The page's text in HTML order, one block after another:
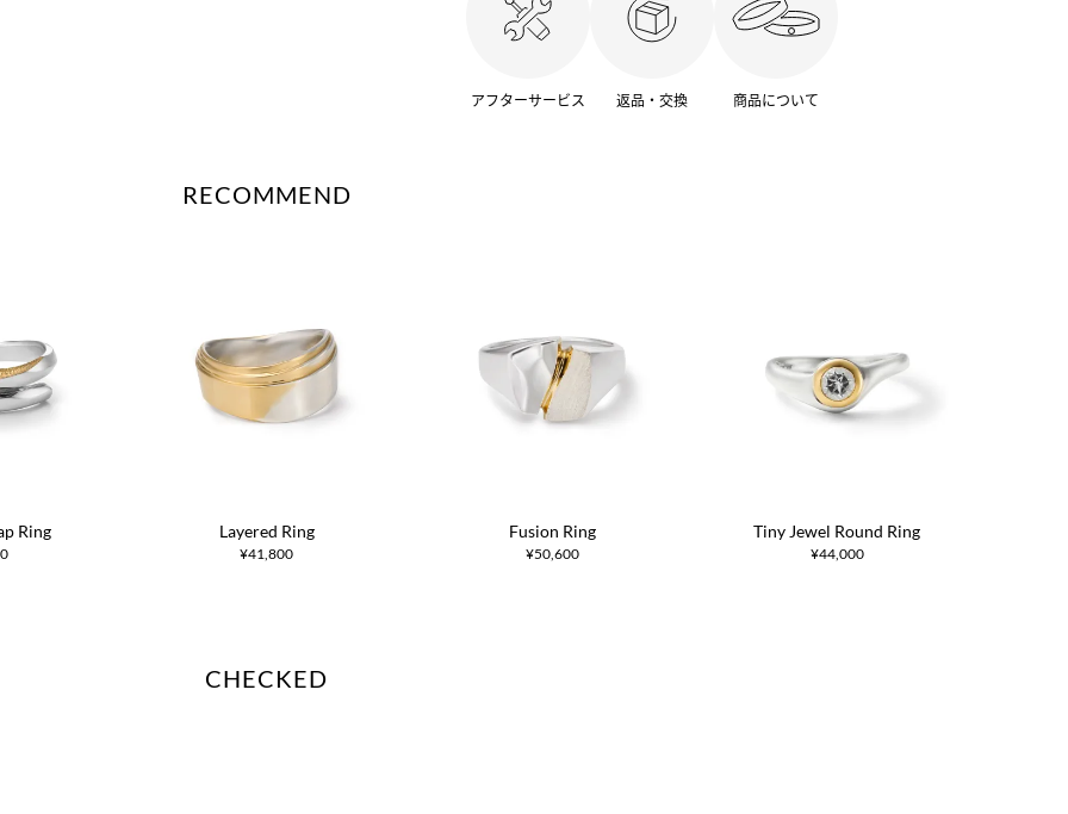
アフターサービス 返品・交換 商品について
RECOMMEND
Ring Layered Ring
¥41,800
Fusion Ring
¥50,600
Tiny Jewel Round Ring
¥44,000
CHECKED